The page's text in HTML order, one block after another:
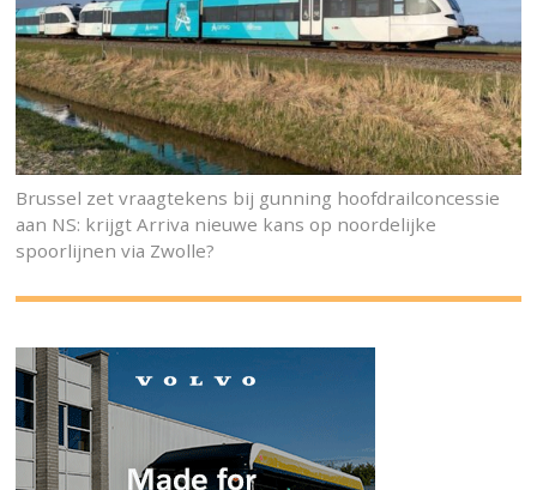
Brussel zet vraagtekens bij gunning hoofdrailconcessie
aan NS: krijgt Arriva nieuwe kans op noordelijke
spoorlijnen via Zwolle?